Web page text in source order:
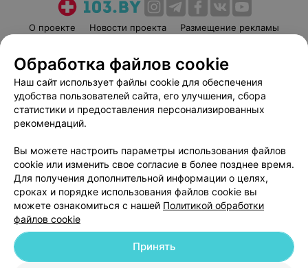
О проекте Новости проекта
Размещение рекламы
Пользовательское соглашение
Способы оплаты
Вакансии
Партнеры
Написать руководителю 103.by
Обработка персональных данных
© 2026 ООО «Артокс Лаб», УНП 191700409
| 220012, Республика Беларусь,
Обработка файлов cookie
Наш сайт использует файлы cookie для обеспечения
удобства пользователей сайта, его улучшения, сбора
статистики и предоставления персонализированных
рекомендаций.
Вы можете настроить параметры использования файлов
cookie или изменить свое согласие в более позднее время.
Для получения дополнительной информации о целях,
сроках и порядке использования файлов cookie вы
можете ознакомиться с нашей Политикой обработки
файлов cookie
Принять